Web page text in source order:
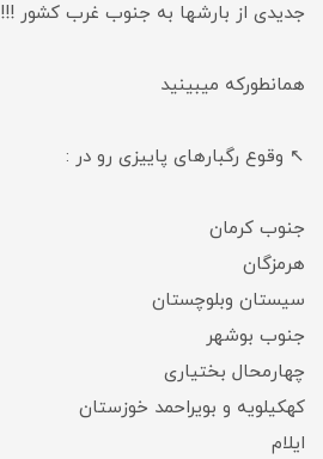
جدیدی از بارشها به جنوب غرب کشور !!!
همانطورکه میبینید
↖️ وقوع رگبارهای پاییزی رو در :
جنوب کرمان
هرمزگان
سیستان وبلوچستان
جنوب بوشهر
چهارمحال بختیاری
کهکیلویه و بویراحمد خوزستان
ایلام